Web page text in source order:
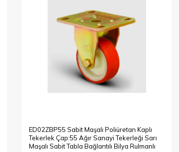
ED02ZBP55 Sabit Maşalı Poliüretan Kaplı
Tekerlek Çap:55 Ağır Sanayi Tekerleği Sarı
Maşalı Sabit Tabla Bağlantılı Bilya Rulmanlı